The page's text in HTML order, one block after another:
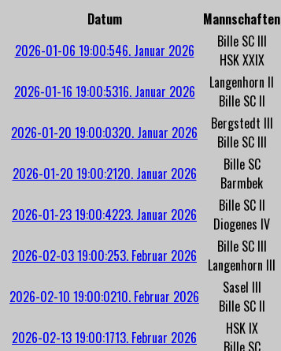
Datum Mannschaften
2026-01-06 19:00:546. Januar 2026
Bille SC III
HSK XXIX
2026-01-16 19:00:5316. Januar 2026
Langenhorn II
Bille SC II
2026-01-20 19:00:0320. Januar 2026
Bergstedt III
Bille SC III
2026-01-20 19:00:2120. Januar 2026
Bille SC
Barmbek
2026-01-23 19:00:4223. Januar 2026
Bille SC II
Diogenes IV
2026-02-03 19:00:253. Februar 2026
Bille SC III
Langenhorn III
2026-02-10 19:00:0210. Februar 2026
Sasel III
Bille SC II
2026-02-13 19:00:1713. Februar 2026
HSK IX
Bille SC